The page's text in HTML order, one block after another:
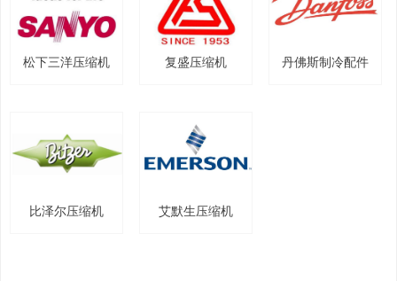
松下三洋压缩机 复盛压缩机 丹佛斯制冷配件
比泽尔压缩机 艾默生压缩机